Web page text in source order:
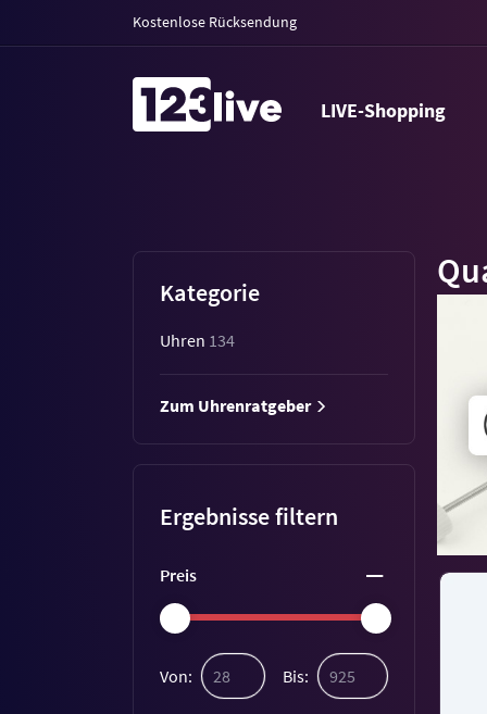
Kostenlose Rücksendung
LIVE-Shopping
Kategorie
Uhren 134
Zum Uhrenratgeber
Ergebnisse filtern
Preis
Von: Bis: